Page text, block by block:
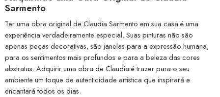
Sarmento
Ter uma obra original de Claudia Sarmento em sua casa é uma
experiência verdadeiramente especial. Suas pinturas não são
apenas peças decorativas, são janelas para a expressão humana,
para os sentimentos mais profundos e para a beleza das cores
abstratas. Adquirir uma obra de Claudia é trazer para o seu
ambiente um toque de autenticidade artística que inspirará e
encantará todos os dias.